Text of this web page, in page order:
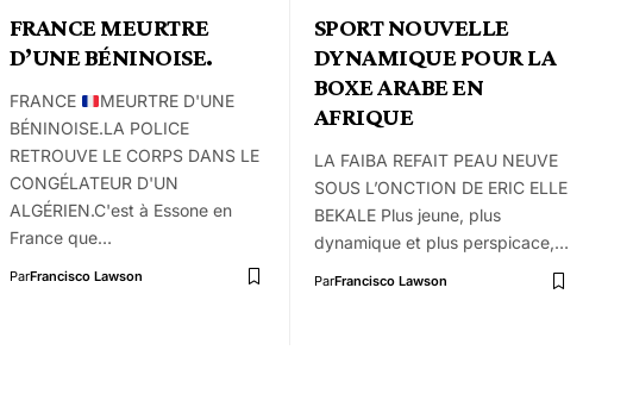
FRANCE MEURTRE
D’UNE BÉNINOISE.
FRANCE
MEURTRE D'UNE
BÉNINOISE.LA POLICE
RETROUVE LE CORPS DANS LE
CONGÉLATEUR D'UN
ALGÉRIEN.C'est à Essone en
France que…
ParFrancisco Lawson
SPORT NOUVELLE
DYNAMIQUE POUR LA
BOXE ARABE EN
AFRIQUE
LA FAIBA REFAIT PEAU NEUVE
SOUS L’ONCTION DE ERIC ELLE
BEKALE Plus jeune, plus
dynamique et plus perspicace,…
ParFrancisco Lawson